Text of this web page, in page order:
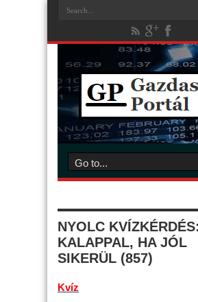
NYOLC
KALAPPAL, HA JÓL
SIKERÜL (857)
Kvíz